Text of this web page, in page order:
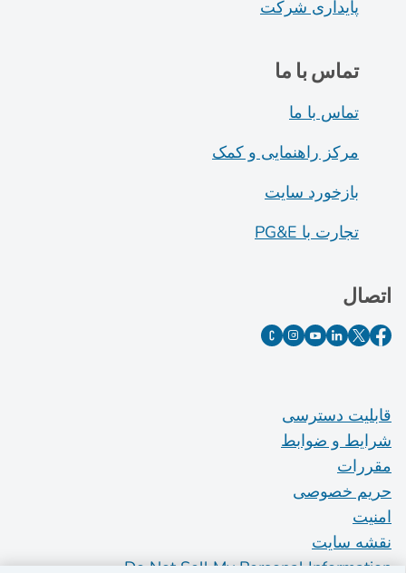
پایداری شرکت
تماس با ما
تماس با ما
مرکز راهنمایی و کمک
بازخورد سایت
تجارت با PG&E
اتصال
قابلیت دسترسی
شرایط و ضوابط
مقررات
حریم خصوصی
امنیت
نقشه سایت
Do Not Sell My Personal Information